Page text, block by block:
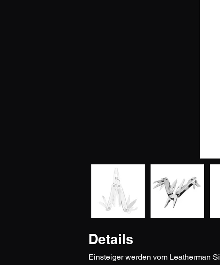
Details
Einsteiger werden vom Leatherman